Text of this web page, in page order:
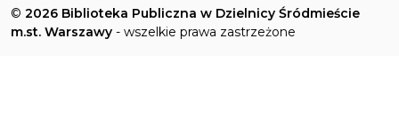
© 2026 Biblioteka Publiczna w Dzielnicy Śródmieście
m.st. Warszawy - wszelkie prawa zastrzeżone